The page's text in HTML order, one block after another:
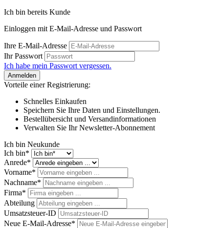
Ich bin bereits Kunde
Einloggen mit E-Mail-Adresse und Passwort
Ihre E-Mail-Adresse
Ihr Passwort
Ich habe mein Passwort vergessen.
Anmelden
Vorteile einer Registrierung:
Schnelles Einkaufen
Speichern Sie Ihre Daten und Einstellungen.
Bestellübersicht und Versandinformationen
Verwalten Sie Ihr Newsletter-Abonnement
Ich bin Neukunde
Ich bin*
Anrede*
Vorname*
Nachname*
Firma*
Abteilung
Umsatzsteuer-ID
Neue E-Mail-Adresse*